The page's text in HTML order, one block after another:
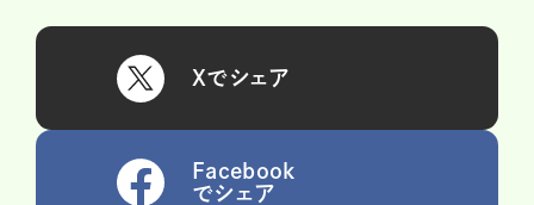
Xでシェア
Facebook
でシェア